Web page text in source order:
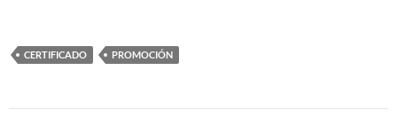
CERTIFICADO PROMOCIÓN